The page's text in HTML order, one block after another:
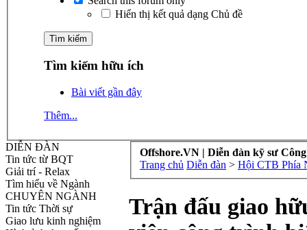
Hiển thị kết quả dạng Chủ đề
Tìm kiếm hữu ích
Bài viết gần đây
Thêm...
DIỄN ĐÀN
Tin tức từ BQT
Giải trí - Relax
Tìm hiểu về Ngành
CHUYÊN NGÀNH
Tin tức Thời sự
Giao lưu kinh nghiệm
Offshore.VN | Diễn đàn kỹ sư
Trang chủ Diễn đàn > Hội CTB Phía
Trận đấu giao